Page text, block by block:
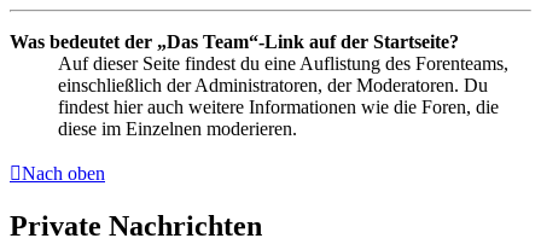
Was bedeutet der „Das Team“-Link auf der Startseite?
Auf dieser Seite findest du eine Auflistung des Forenteams,
einschließlich der Administratoren, der Moderatoren. Du
findest hier auch weitere Informationen wie die Foren, die
diese im Einzelnen moderieren.
Nach oben
Private Nachrichten